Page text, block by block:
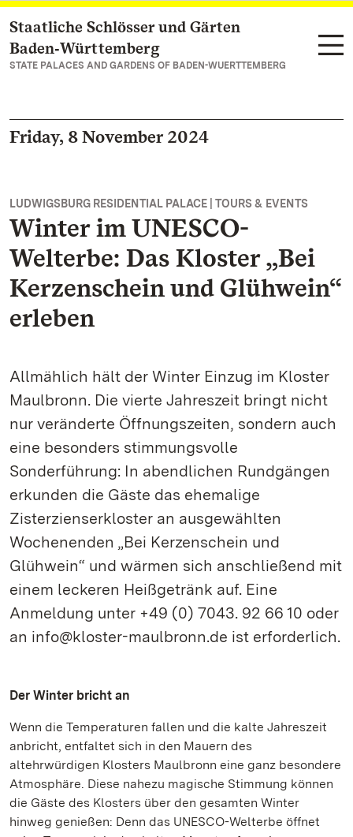
Navigate to main page
Staatliche Schlösser und Gärten
Baden‑Württemberg
STATE PALACES AND GARDENS OF BADEN-WUERTTEMBERG
Friday, 8 November 2024
LUDWIGSBURG RESIDENTIAL PALACE | TOURS & EVENTS
Winter im UNESCO-
Welterbe: Das Kloster „Bei
Kerzenschein und Glühwein“
erleben
Allmählich hält der Winter Einzug im Kloster
Maulbronn. Die vierte Jahreszeit bringt nicht
nur veränderte Öffnungszeiten, sondern auch
eine besonders stimmungsvolle
Sonderführung: In abendlichen Rundgängen
erkunden die Gäste das ehemalige
Zisterzienserkloster an ausgewählten
Wochenenden „Bei Kerzenschein und
Glühwein“ und wärmen sich anschließend mit
einem leckeren Heißgetränk auf. Eine
Anmeldung unter +49 (0) 7043. 92 66 10 oder
an info@kloster-maulbronn.de ist erforderlich.
Der Winter bricht an
Wenn die Temperaturen fallen und die kalte Jahreszeit
anbricht, entfaltet sich in den Mauern des
altehrwürdigen Klosters Maulbronn eine ganz besondere
Atmosphäre. Diese nahezu magische Stimmung können
die Gäste des Klosters über den gesamten Winter
hinweg genießen: Denn das UNESCO-Welterbe öffnet